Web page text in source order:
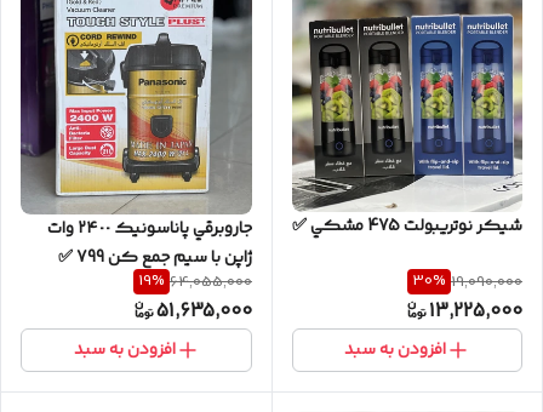
شيكر نوتريبولت 475 مشكي ✅
19,090,000
30%
13,225,000
افزودن به سبد
جاروبرقي پاناسونيك ٢٤٠٠ وات
ژاپن با سيم جمع كن 799 ✅
64,055,000
19%
51,635,000
افزودن به سبد